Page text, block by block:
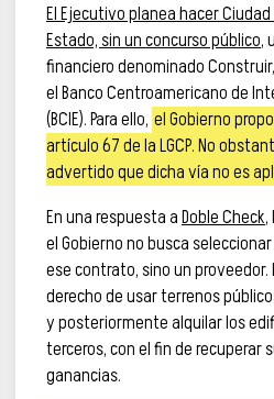
El Ejecutivo planea hacer
Estado, sin un concurso público,
financiero denominado
el Banco Centroamericano de
(BCIE). Para ello, el Gobierno
artículo 67 de la LGCP. No
advertido que dicha vía no es
En una respuesta aDoble Check,
el Gobierno no busca
ese contrato, sino un
derecho de usar terrenos
y posteriormente alquilar los
terceros, con el fin de recuperar
ganancias.